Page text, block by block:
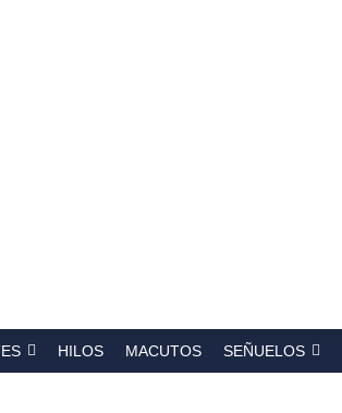
HILOS MACUTOS SEÑUELOS